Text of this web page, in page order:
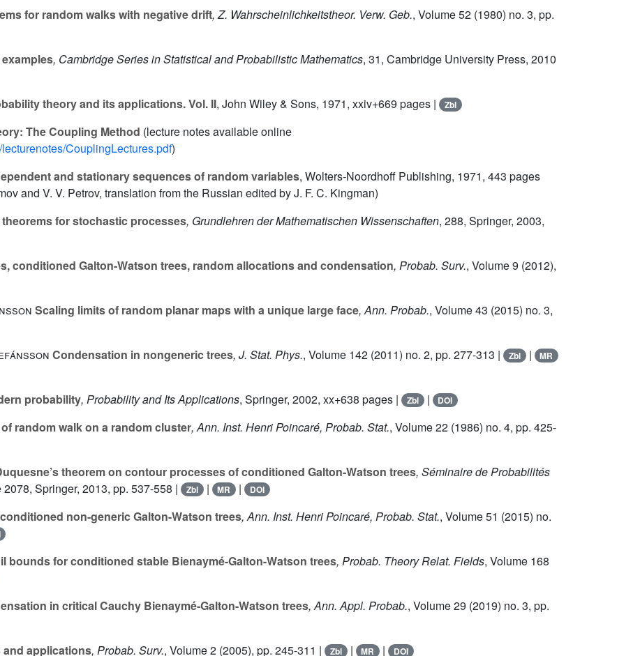
for random walks with negative drift, Z. Wahrscheinlichkeitstheor. Verw. Geb., Volume 52 (1980) no. 3, pp.
, Cambridge Series in Statistical and Probabilistic Mathematics, 31, Cambridge University Press, 2010
theory and its applications. Vol. II, John Wiley & Sons, 1971, xxiv+669 pages | Zbl
The Coupling Method (lecture notes available online
CouplingLectures.pdf)
and stationary sequences of random variables, Wolters-Noordhoff Publishing, 1971, 443 pages
and V. V. Petrov, translation from the Russian edited by J. F. C. Kingman)
for stochastic processes, Grundlehren der Mathematischen Wissenschaften, 288, Springer, 2003,
conditioned Galton-Watson trees, random allocations and condensation, Probab. Surv., Volume 9 (2012),
Scaling limits of random planar maps with a unique large face, Ann. Probab., Volume 43 (2015) no. 3,
Condensation in nongeneric trees, J. Stat. Phys., Volume 142 (2011) no. 2, pp. 277-313 | Zbl | MR
probability, Probability and Its Applications, Springer, 2002, xx+638 pages | Zbl | DOI
random walk on a random cluster, Ann. Inst. Henri Poincaré, Probab. Stat., Volume 22 (1986) no. 4, pp. 425-
theorem on contour processes of conditioned Galton-Watson trees, Séminaire de Probabilités
2078, Springer, 2013, pp. 537-558 | Zbl | MR | DOI
non-generic Galton-Watson trees, Ann. Inst. Henri Poincaré, Probab. Stat., Volume 51 (2015) no.
bounds for conditioned stable Bienaymé-Galton-Watson trees, Probab. Theory Relat. Fields, Volume 168
in critical Cauchy Bienaymé-Galton-Watson trees, Ann. Appl. Probab., Volume 29 (2019) no. 3, pp.
and applications, Probab. Surv., Volume 2 (2005), pp. 245-311 | Zbl | MR | DOI